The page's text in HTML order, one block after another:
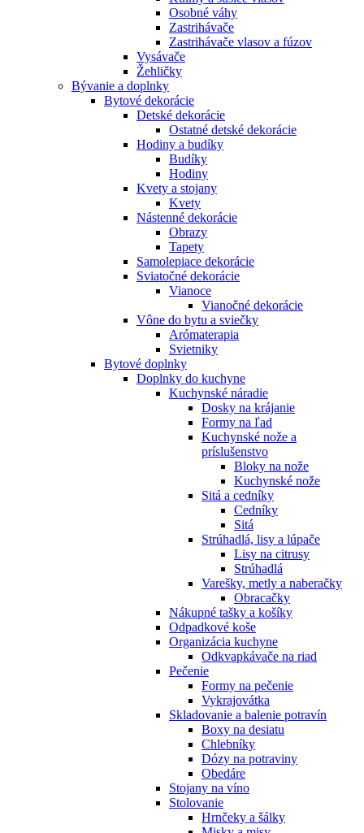
Osobné váhy
Zastrihávače
Zastrihávače vlasov a fúzov
Vysávače
Žehličky
Bývanie a doplnky
Bytové dekorácie
Detské dekorácie
Ostatné detské dekorácie
Hodiny a budíky
Budíky
Hodiny
Kvety a stojany
Kvety
Nástenné dekorácie
Obrazy
Tapety
Samolepiace dekorácie
Sviatočné dekorácie
Vianoce
Vianočné dekorácie
Vône do bytu a sviečky
Arómaterapia
Svietniky
Bytové doplnky
Doplnky do kuchyne
Kuchynské náradie
Dosky na krájanie
Formy na ľad
Kuchynské nože a
príslušenstvo
Bloky na nože
Kuchynské nože
Sitá a cedníky
Cedníky
Sitá
Strúhadlá, lisy a lúpače
Lisy na citrusy
Strúhadlá
Varešky, metly a naberačky
Obracačky
Nákupné tašky a košíky
Odpadkové koše
Organizácia kuchyne
Odkvapkávače na riad
Pečenie
Formy na pečenie
Vykrajovátka
Skladovanie a balenie potravín
Boxy na desiatu
Chlebníky
Dózy na potraviny
Obedáre
Stojany na víno
Stolovanie
Hrnčeky a šálky